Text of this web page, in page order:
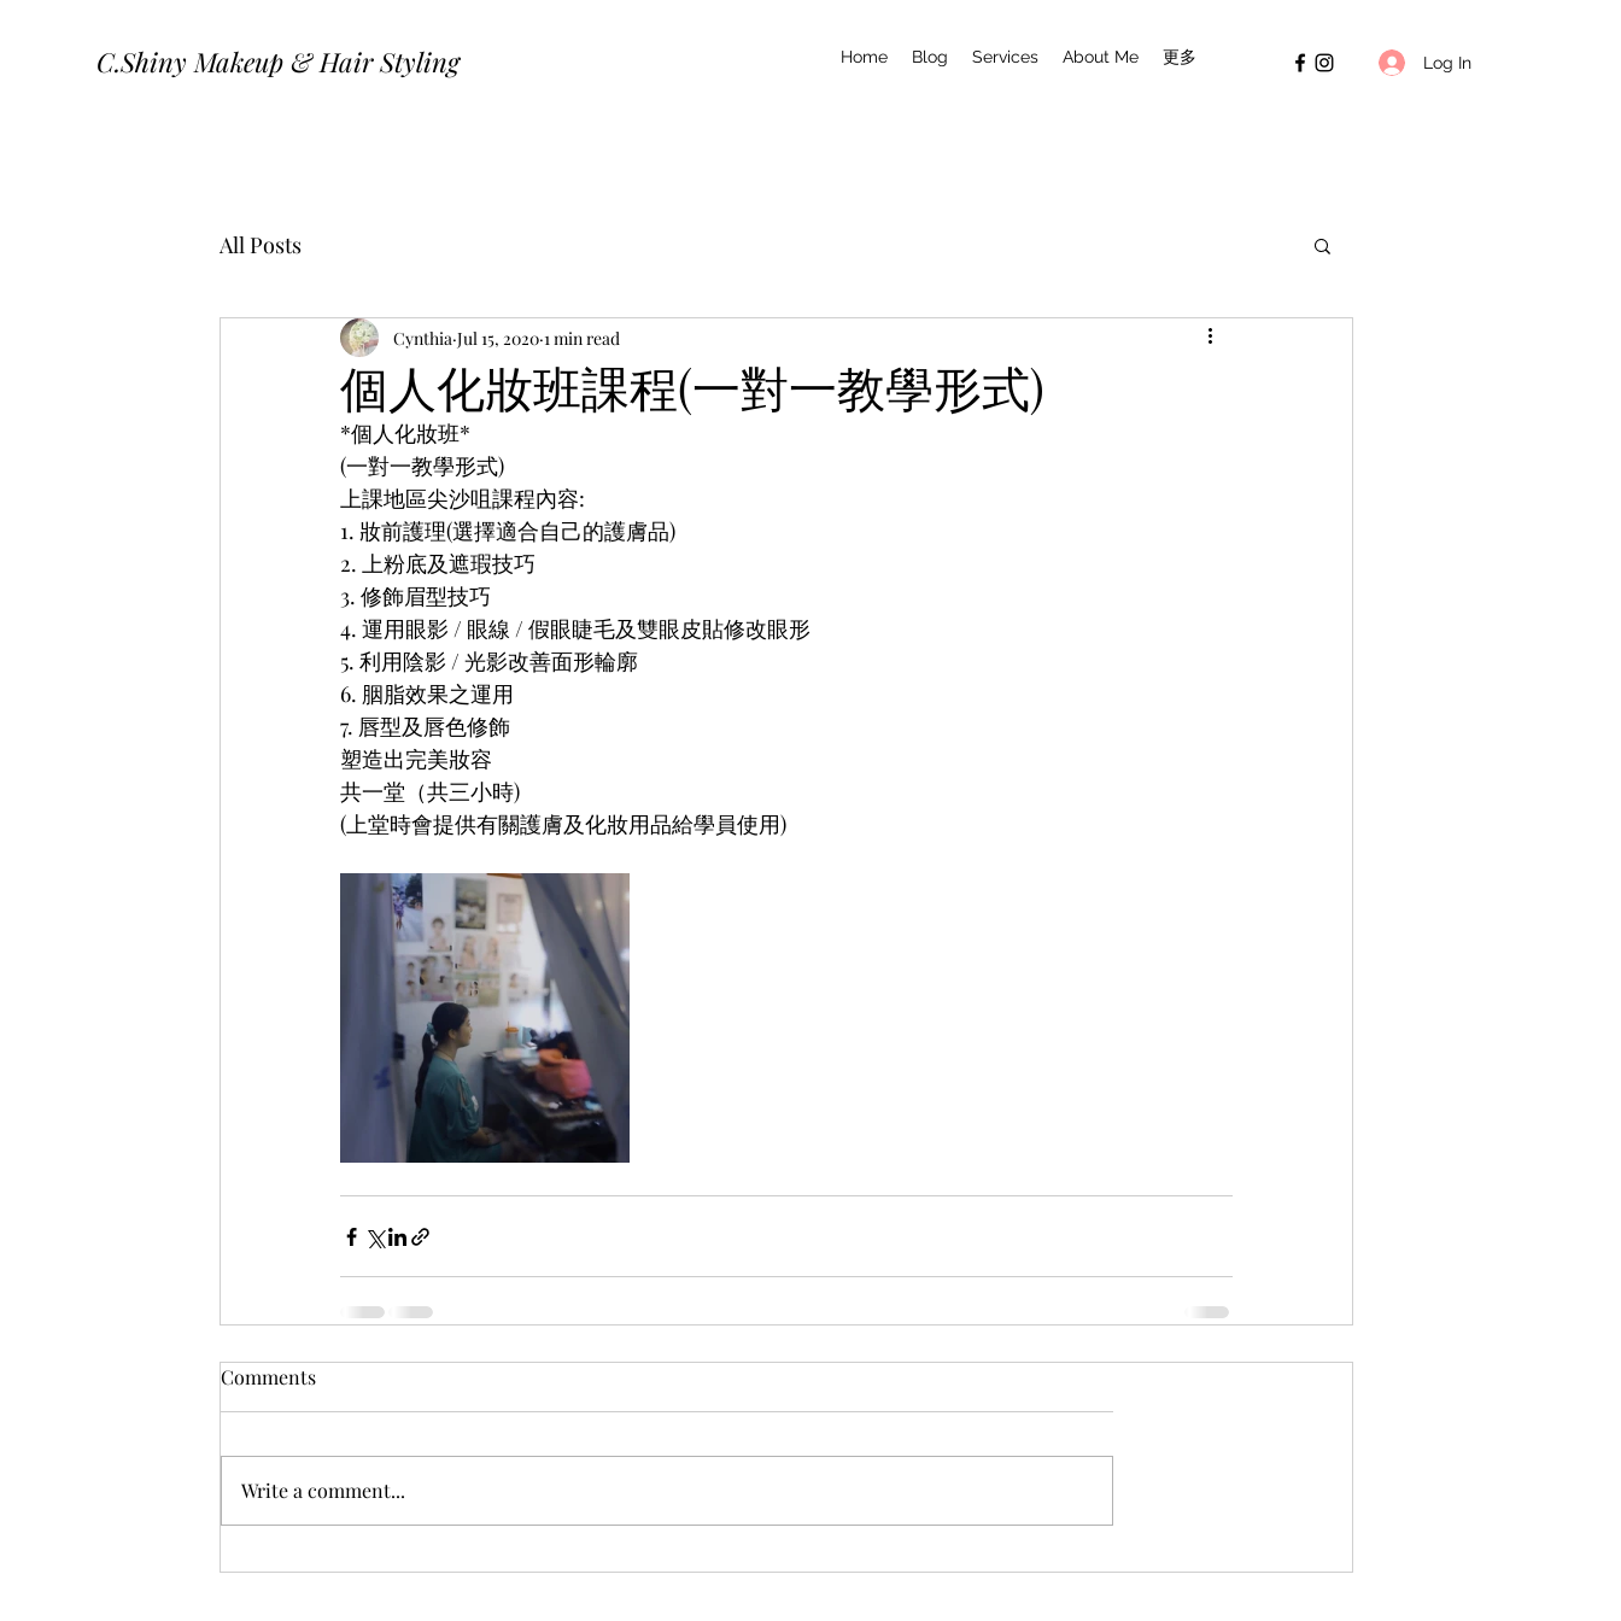
C.Shiny Makeup & Hair Styling Home Blog Services About Me 更多 Log In
All Posts
個人化妝班課程(一對一教學形式)
Cynthia Jul 15, 2020 1 min read
*個人化妝班*
(一對一教學形式)
上課地區尖沙咀課程內容:
1. 妝前護理(選擇適合自己的護膚品)
2. 上粉底及遮瑕技巧
3. 修飾眉型技巧
4. 運用眼影 / 眼線 / 假眼睫毛及雙眼皮貼修改眼形
5. 利用陰影 / 光影改善面形輪廓
6. 胭脂效果之運用
7. 唇型及唇色修飾
塑造出完美妝容
共一堂（共三小時)
(上堂時會提供有關護膚及化妝用品給學員使用)
Comments
Write a comment...